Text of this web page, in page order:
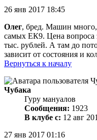
26 янв 2017 18:45
Олег, бред. Машин
самых ЕК9. Цена вопроса
тыс. рублей. А там до
зависит от состояния и
Вернуться к началу
Чубака
Гуру мануалов
Сообщения: 1923
В клубе с: 12 авг
27 янв 2017 01:16